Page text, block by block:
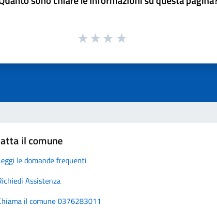
il comune
le domande frequenti
Assistenza
il comune 0376283011